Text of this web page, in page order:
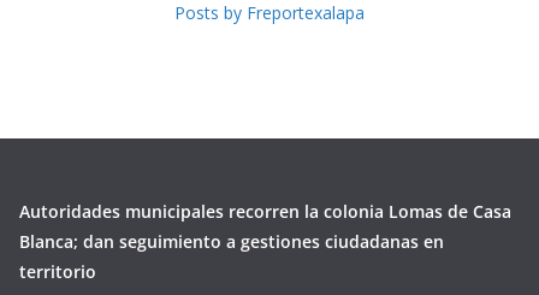
Posts by Freportexalapa
Autoridades municipales recorren la colonia Lomas de Casa
Blanca; dan seguimiento a gestiones ciudadanas en
territorio